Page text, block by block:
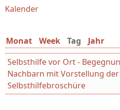
Sie sind hier
Kalender
Monat Week Tag (aktiver
Jahr
Selbsthilfe vor Ort -
Nachbarn mit Vorstellung der
Selbsthilfebroschüre